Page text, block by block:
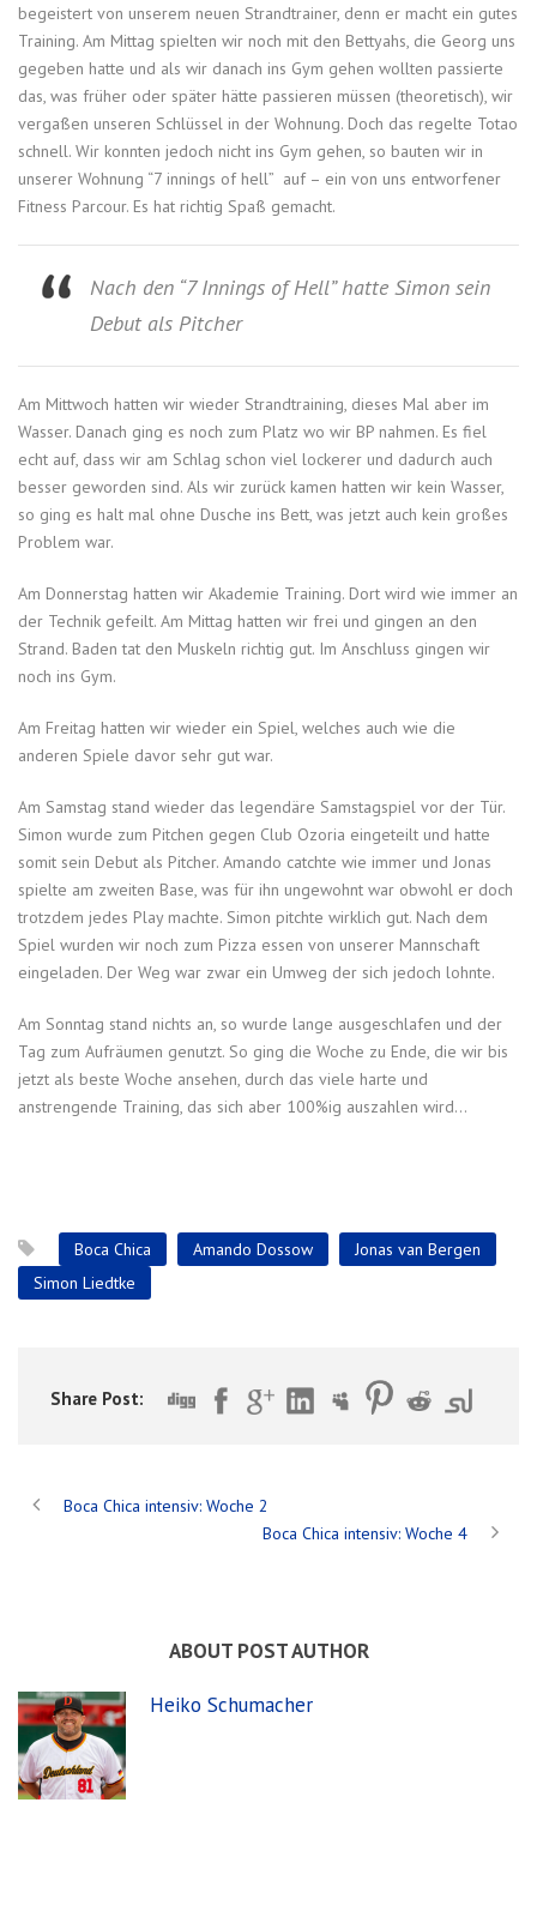
begeistert von unserem neuen Strandtrainer, denn er macht ein gutes
Training. Am Mittag spielten wir noch mit den Bettyahs, die Georg uns
gegeben hatte und als wir danach ins Gym gehen wollten passierte
das, was früher oder später hätte passieren müssen (theoretisch), wir
vergaßen unseren Schlüssel in der Wohnung. Doch das regelte Totao
schnell. Wir konnten jedoch nicht ins Gym gehen, so bauten wir in
unserer Wohnung “7 innings of hell” auf – ein von uns entworfener
Fitness Parcour. Es hat richtig Spaß gemacht.
Nach den “7 Innings of Hell” hatte Simon sein
Debut als Pitcher
Am Mittwoch hatten wir wieder Strandtraining, dieses Mal aber im
Wasser. Danach ging es noch zum Platz wo wir BP nahmen. Es fiel
echt auf, dass wir am Schlag schon viel lockerer und dadurch auch
besser geworden sind. Als wir zurück kamen hatten wir kein Wasser,
so ging es halt mal ohne Dusche ins Bett, was jetzt auch kein großes
Problem war.
Am Donnerstag hatten wir Akademie Training. Dort wird wie immer an
der Technik gefeilt. Am Mittag hatten wir frei und gingen an den
Strand. Baden tat den Muskeln richtig gut. Im Anschluss gingen wir
noch ins Gym.
Am Freitag hatten wir wieder ein Spiel, welches auch wie die
anderen Spiele davor sehr gut war.
Am Samstag stand wieder das legendäre Samstagspiel vor der Tür.
Simon wurde zum Pitchen gegen Club Ozoria eingeteilt und hatte
somit sein Debut als Pitcher. Amando catchte wie immer und Jonas
spielte am zweiten Base, was für ihn ungewohnt war obwohl er doch
trotzdem jedes Play machte. Simon pitchte wirklich gut. Nach dem
Spiel wurden wir noch zum Pizza essen von unserer Mannschaft
eingeladen. Der Weg war zwar ein Umweg der sich jedoch lohnte.
Am Sonntag stand nichts an, so wurde lange ausgeschlafen und der
Tag zum Aufräumen genutzt. So ging die Woche zu Ende, die wir bis
jetzt als beste Woche ansehen, durch das viele harte und
anstrengende Training, das sich aber 100%ig auszahlen wird…
Boca Chica Amando Dossow
Jonas van Bergen
Simon Liedtke
Share Post:
Boca Chica intensiv: Woche 2
Boca Chica intensiv: Woche 4
ABOUT POST AUTHOR
Heiko Schumacher